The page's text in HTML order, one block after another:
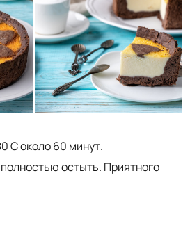
С около 60 минут.
остыть. Приятного